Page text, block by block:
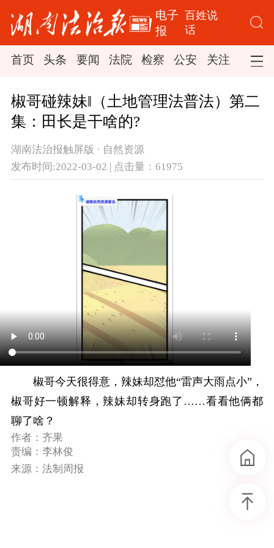
电子
报
百姓说
话
首页 头条 要闻 法院 检察 公安 关注 司法
椒哥碰辣妹‖（土地管理法普法）第二
集：田长是干啥的?
湖南法治报触屏版 · 自然资源
发布时间:2022-03-02 | 点击量：61975
​椒哥今天很得意，辣妹却怼他“雷声大雨点小”，
椒哥好一顿解释，辣妹却转身跑了……看看他俩都
聊了啥？
作者：齐果
责编：李林俊
来源：法制周报